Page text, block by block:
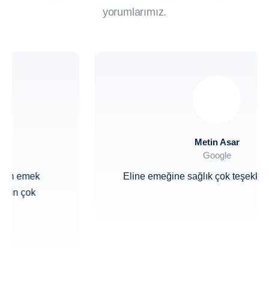
yorumlarımız.
Eline emeğine sağlık çok teşekkür ediyorum